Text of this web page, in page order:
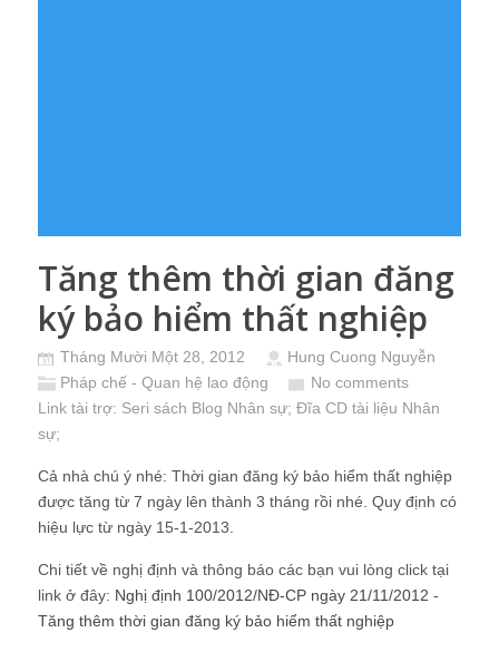
Tăng thêm thời gian đăng
ký bảo hiểm thất nghiệp
Tháng Mười Một 28, 2012
Hung Cuong Nguyễn
Pháp chế - Quan hệ lao động
No comments
Link tài trợ: Seri sách Blog Nhân sự; Đĩa CD tài liệu Nhân
sự;
Cả nhà chú ý nhé: Thời gian đăng ký bảo hiểm thất nghiệp
được tăng từ 7 ngày lên thành 3 tháng rồi nhé. Quy định có
hiệu lực từ ngày 15-1-2013.
Chi tiết về nghị định và thông báo các bạn vui lòng click tại
link ở đây: Nghị định 100/2012/NĐ-CP ngày 21/11/2012 -
Tăng thêm thời gian đăng ký bảo hiểm thất nghiệp